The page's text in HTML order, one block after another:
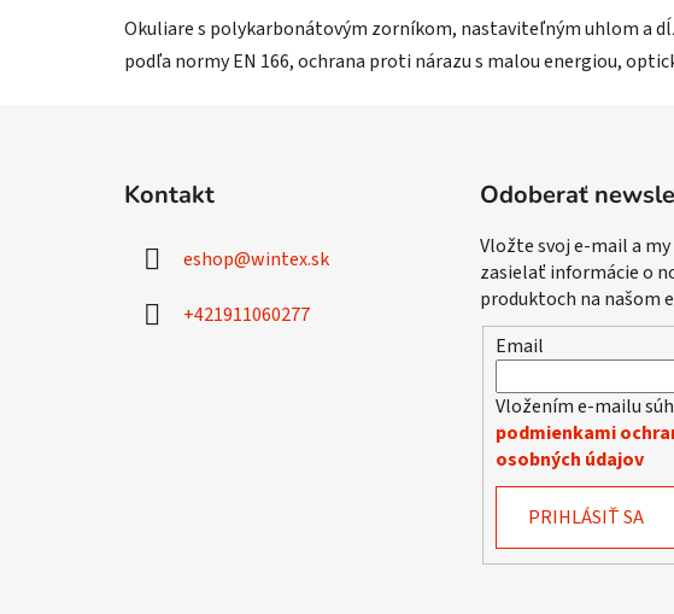
Okuliare s polykarbonátovým zorníkom, nastaviteľným uhlom a
podľa normy EN 166, ochrana proti nárazu s malou energiou,
Kontakt
eshop@wintex.sk
+421911060277
Odoberať
Vložte svoj e-mail a my
zasielať informácie o
produktoch na našom
Email
Vložením e-mailu
podmienkami
osobných údajov
PRIHLÁSIŤ SA